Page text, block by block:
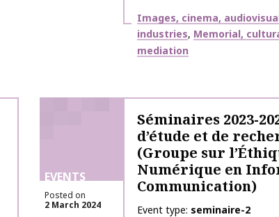
Themes
Images, cinema,
industries Memorial,
mediation
EVENTS
Posted on
2 March 2024
Séminaires 2023-
d’étude et de
(Groupe sur
Numérique en
Communication)
Event type seminaire-2